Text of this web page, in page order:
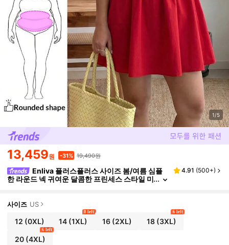
1/5
13,459원 -31% 19,490원
Enliva 플러스플러스 사이즈 봄/여름 심플
한 라운드 넥 귀여운 달콤한 프린세스 스타일 미
레스
4.91 (500+)
사이즈 US
12 (0XL) 14 (1XL)
8 left
16(2XL) 18(3XL)
6 left
20(4XL)
6 left